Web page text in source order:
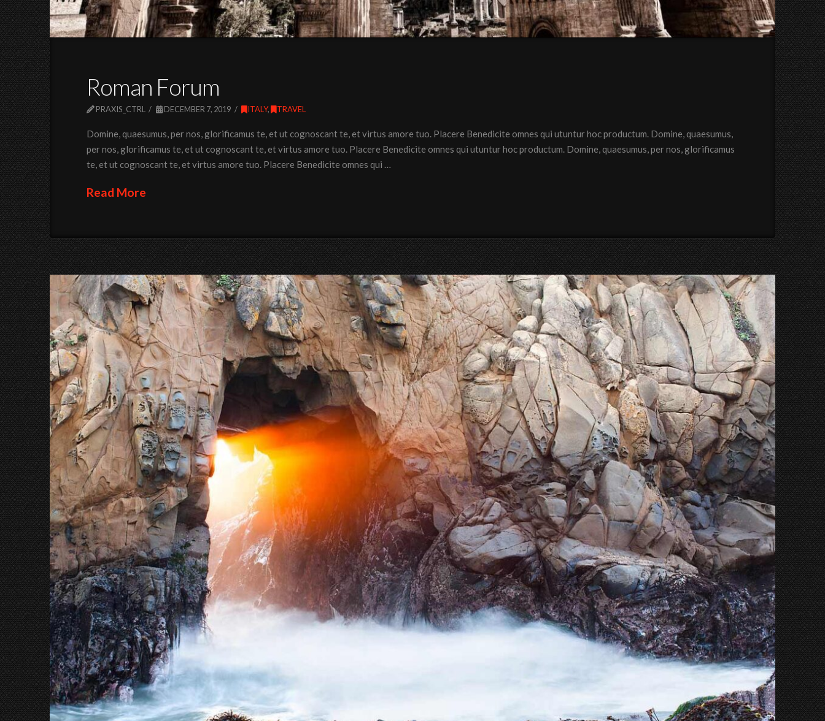
Roman Forum
PRAXIS_CTRL DECEMBER 7, 2019 ITALY, TRAVEL
Domine, quaesumus, per nos, glorificamus te, et ut cognoscant te, et virtus amore tuo. Placere Benedicite omnes qui utuntur hoc productum. Domine, quaesumus,
per nos, glorificamus te, et ut cognoscant te, et virtus amore tuo. Placere Benedicite omnes qui utuntur hoc productum. Domine, quaesumus, per nos, glorificamus
te, et ut cognoscant te, et virtus amore tuo. Placere Benedicite omnes qui …
Read More